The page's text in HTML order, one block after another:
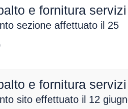
e fornitura
sezione affettuato il 25
e fornitura
sito effettuato il 12